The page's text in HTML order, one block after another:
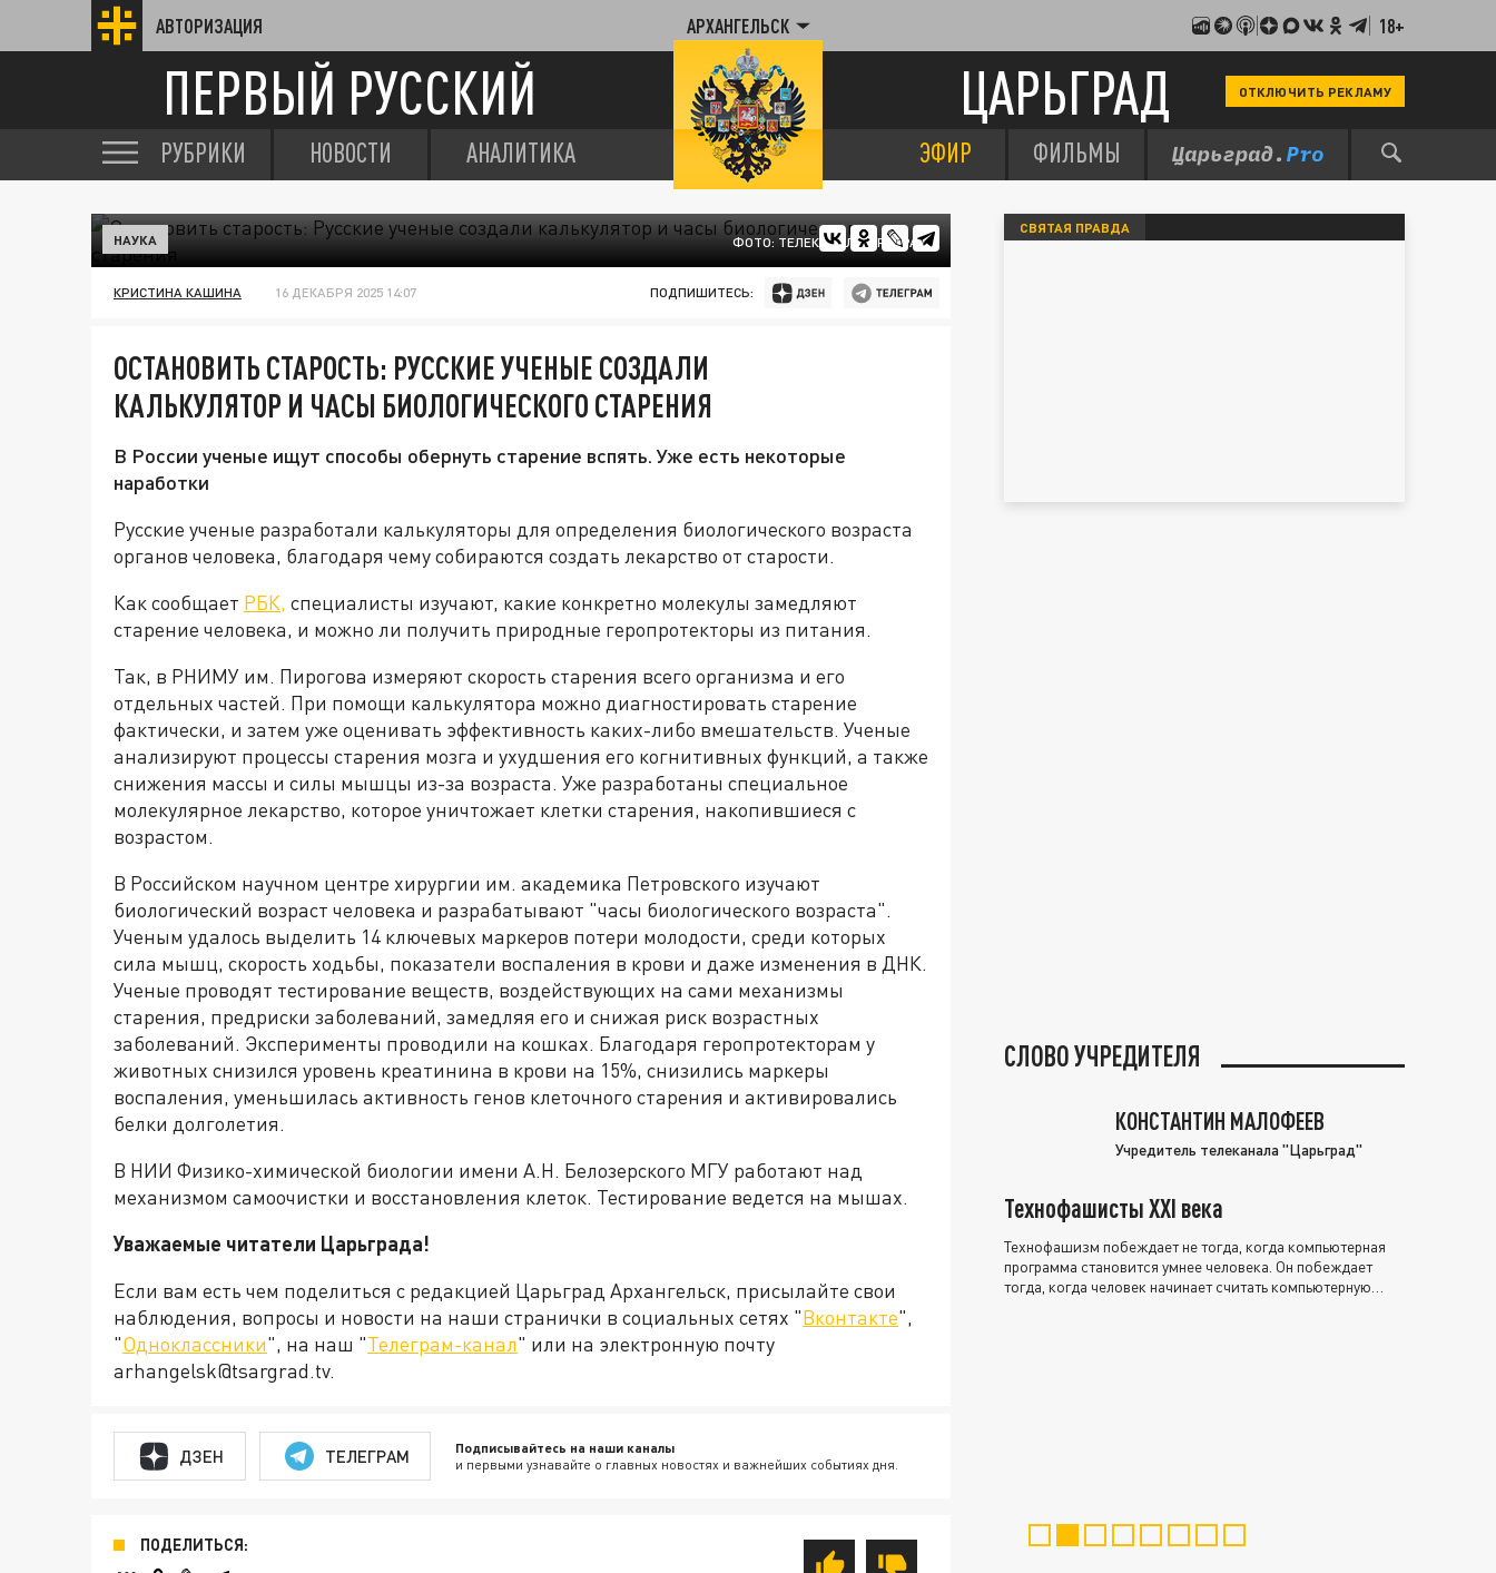
АВТОРИЗАЦИЯ АРХАНГЕЛЬСК 18+
ПЕРВЫЙ РУССКИЙ ЦАРЬГРАД ОТКЛЮЧИТЬ РЕКЛАМУ
РУБРИКИ НОВОСТИ АНАЛИТИКА ЭФИР ФИЛЬМЫ
ФОТО: ТЕЛЕКАНАЛ ЦАРЬГРАД
НАУКА
КРИСТИНА КАШИНА 16 ДЕКАБРЯ 2025 14:07 ПОДПИШИТЕСЬ:
ОСТАНОВИТЬ СТАРОСТЬ: РУССКИЕ УЧЕНЫЕ СОЗДАЛИ
КАЛЬКУЛЯТОР И ЧАСЫ БИОЛОГИЧЕСКОГО СТАРЕНИЯ
В России ученые ищут способы обернуть старение вспять. Уже есть некоторые
наработки
Русские ученые разработали калькуляторы для определения биологического возраста
органов человека, благодаря чему собираются создать лекарство от старости.
Как сообщает РБК, специалисты изучают, какие конкретно молекулы замедляют
старение человека, и можно ли получить природные геропротекторы из питания.
Так, в РНИМУ им. Пирогова измеряют скорость старения всего организма и его
отдельных частей. При помощи калькулятора можно диагностировать старение
фактически, и затем уже оценивать эффективность каких-либо вмешательств. Ученые
анализируют процессы старения мозга и ухудшения его когнитивных функций, а также
снижения массы и силы мышцы из-за возраста. Уже разработаны специальное
молекулярное лекарство, которое уничтожает клетки старения, накопившиеся с
возрастом.
В Российском научном центре хирургии им. академика Петровского изучают
биологический возраст человека и разрабатывают "часы биологического возраста".
Ученым удалось выделить 14 ключевых маркеров потери молодости, среди которых
сила мышц, скорость ходьбы, показатели воспаления в крови и даже изменения в ДНК.
Ученые проводят тестирование веществ, воздействующих на сами механизмы
старения, предриски заболеваний, замедляя его и снижая риск возрастных
заболеваний. Эксперименты проводили на кошках. Благодаря геропротекторам у
животных снизился уровень креатинина в крови на 15%, снизились маркеры
воспаления, уменьшилась активность генов клеточного старения и активировались
белки долголетия.
В НИИ Физико-химической биологии имени А.Н. Белозерского МГУ работают над
механизмом самоочистки и восстановления клеток. Тестирование ведется на мышах.
Уважаемые читатели Царьграда!
Если вам есть чем поделиться с редакцией Царьград Архангельск, присылайте свои
наблюдения, вопросы и новости на наши странички в социальных сетях "Вконтакте",
"Одноклассники", на наш "Телеграм-канал" или на электронную почту
arhangelsk@tsargrad.tv.
ДЗЕН ТЕЛЕГРАМ Подписывайтесь на наши каналы
и первыми узнавайте о главных новостях и важнейших событиях дня.
ПОДЕЛИТЬСЯ:
СВЯТАЯ ПРАВДА
СЛОВО УЧРЕДИТЕЛЯ
КОНСТАНТИН МАЛОФЕЕВ
Учредитель телеканала "Царьград"
Технофашисты XXI века
Технофашизм побеждает не тогда, когда компьютерная
программа становится умнее человека. Он побеждает
тогда, когда человек начинает считать компьютерную